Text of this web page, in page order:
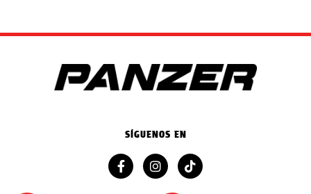
SÍGUENOS EN